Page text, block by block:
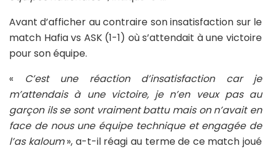
Avant d’afficher au contraire son insatisfaction sur le
match Hafia vs ASK (1-1) où s’attendait à une victoire
pour son équipe.
«
C’est une réaction d’insatisfaction car je
m’attendais à une victoire, je n’en veux pas au
garçon ils se sont vraiment battu mais on n’avait en
face de nous une équipe technique et engagée de
l’as kaloum», a-t-il réagi au terme de ce match joué